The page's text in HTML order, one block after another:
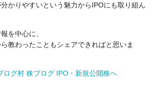
かりやすいという魅力からIPOにも取り組ん
を中心に、
教わったこともシェアできればと思いま